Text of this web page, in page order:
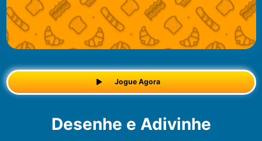
Jogue Agora
Desenhe e Adivinhe